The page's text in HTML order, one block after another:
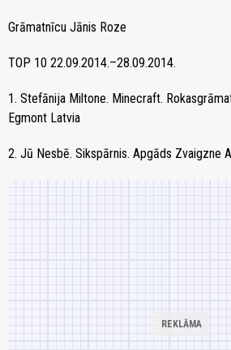
Grāmatnīcu Jānis Roze
TOP 10 22.09.2014.–28.09.2014.
1. Stefānija Miltone. Minecraft.
Egmont Latvia
2. Jū Nesbē. Sikspārnis. Apgāds Zvaigzne